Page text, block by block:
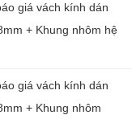
giá vách kính dán
+ Khung nhôm hệ
giá vách kính dán
+ Khung nhôm